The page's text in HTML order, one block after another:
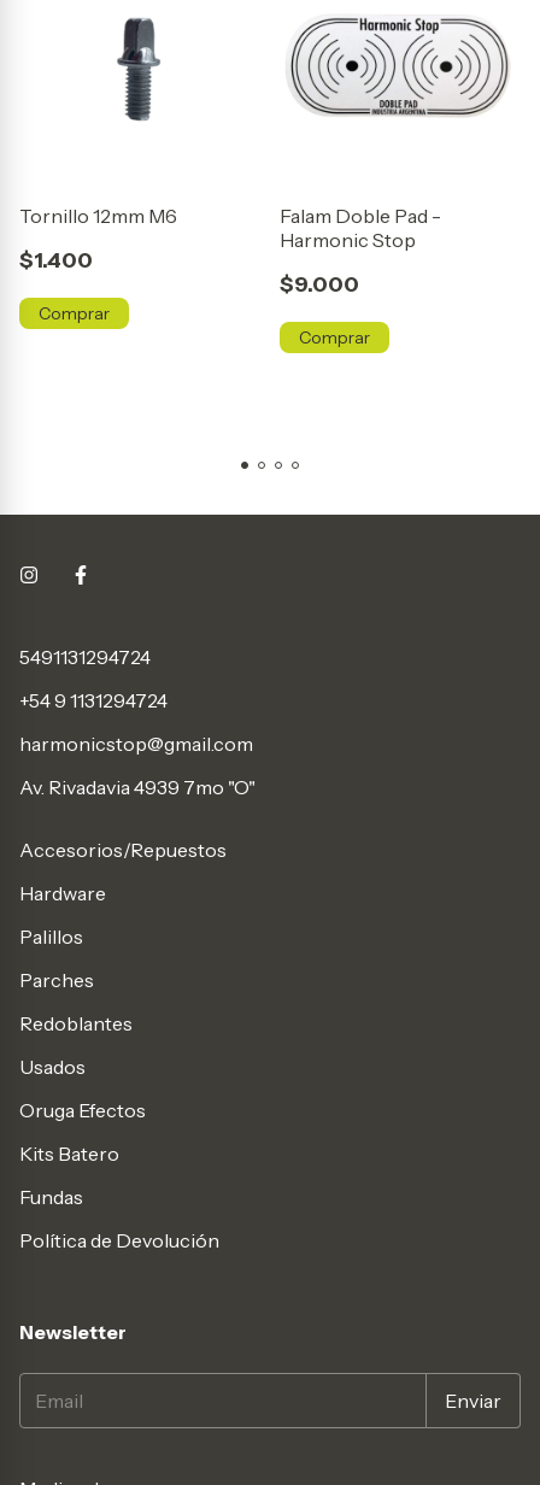
Tornillo 12mm M6
$1.400
Falam Doble Pad -
Harmonic Stop
$9.000
5491131294724
+54 9 1131294724
harmonicstop@gmail.com
Av. Rivadavia 4939 7mo "O"
Accesorios/Repuestos
Hardware
Palillos
Parches
Redoblantes
Usados
Oruga Efectos
Kits Batero
Fundas
Política de Devolución
Newsletter